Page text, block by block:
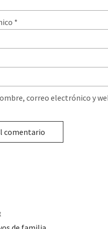
*
correo electrónico y